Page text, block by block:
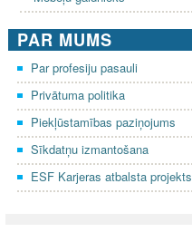
PAR MUMS
Par profesiju pasauli
Privātuma politika
Piekļūstamības paziņojums
Sīkdatņu izmantošana
ESF Karjeras atbalsta projekts